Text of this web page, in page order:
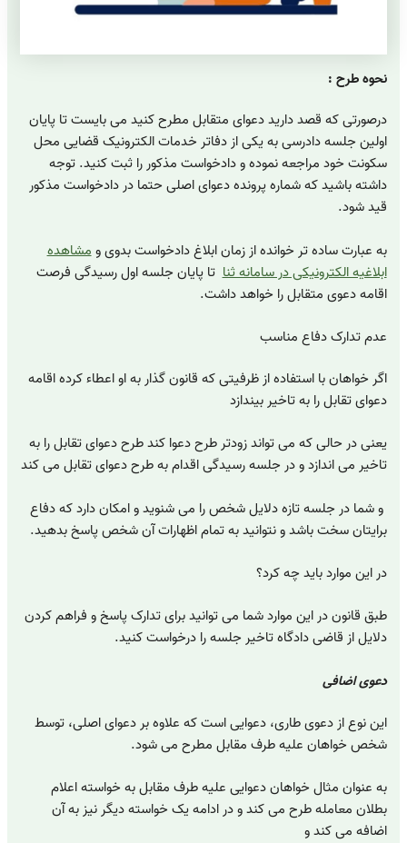
نحوه طرح :
درصورتی که قصد دارید دعوای متقابل مطرح کنید می بایست تا پایان
اولین جلسه دادرسی به یکی از دفاتر خدمات الکترونیک قضایی محل
سکونت خود مراجعه نموده و دادخواست مذکور را ثبت کنید. توجه
داشته باشید که شماره پرونده دعوای اصلی حتما در دادخواست مذکور
قید شود.
به عبارت ساده تر خوانده از زمان ابلاغ دادخواست بدوی ومشاهده
ابلاغیه الکترونیکی در سامانه ثناتا پایان جلسه اول رسیدگی فرصت
اقامه دعوی متقابل را خواهد داشت.
عدم تدارک دفاع مناسب
اگر خواهان با استفاده از ظرفیتی که قانون گذار به او اعطاء کرده اقامه
دعوای تقابل را به تاخیر بیندازد
یعنی در حالی که می تواند زودتر طرح دعوا کند طرح دعوای تقابل را به
تاخیر می اندازد و در جلسه رسیدگی اقدام به طرح دعوای تقابل می کند
و شما در جلسه تازه دلایل شخص را می شنوید و امکان دارد که دفاع
برایتان سخت باشد و نتوانید به تمام اظهارات آن شخص پاسخ بدهید.
در این موارد باید چه کرد؟
طبق قانون در این موارد شما می توانید برای تدارک پاسخ و فراهم کردن
دلایل از قاضی دادگاه تاخیر جلسه را درخواست کنید.
دعوی اضافی
این نوع از دعوی طاری، دعوایی است که علاوه بر دعوای اصلی، توسط
شخص خواهان علیه طرف مقابل مطرح می شود.
به عنوان مثال خواهان دعوایی علیه طرف مقابل به خواسته اعلام
بطلان معامله طرح می کند و در ادامه یک خواسته دیگر نیز به آن
اضافه می کند و